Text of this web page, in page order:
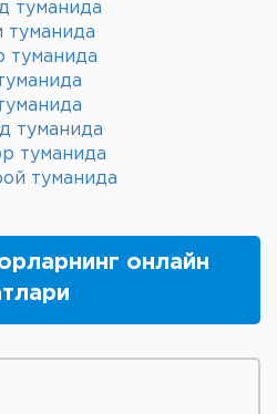
туманида
туманида
туманида
туманида
туманида
туманида
онлайн